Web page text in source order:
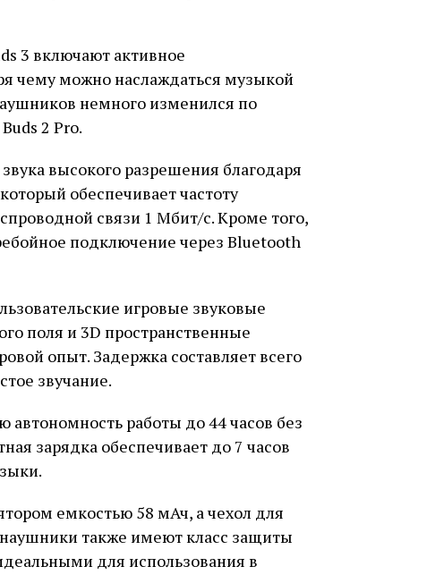
3 включают активное
чему можно наслаждаться музыкой
немного изменился по
2 Pro.
высокого разрешения благодаря
обеспечивает частоту
связи 1 Мбит/с. Кроме того,
подключение через Bluetooth
игровые звуковые
поля и 3D пространственные
опыт. Задержка составляет всего
звучание.
работы до 44 часов без
зарядка обеспечивает до 7 часов
емкостью 58 мАч, а чехол для
также имеют класс защиты
для использования в